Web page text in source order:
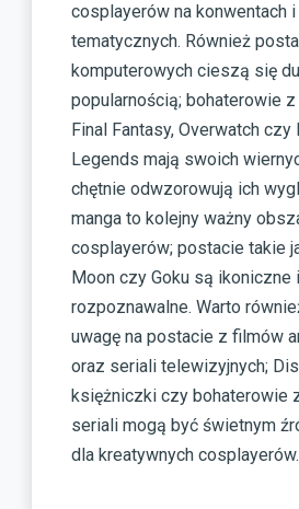
cosplayerów na konwentach
tematycznych. Również
komputerowych cieszą się
popularnością; bohaterowie
Final Fantasy, Overwatch czy
Legends mają swoich
chętnie odwzorowują ich
manga to kolejny ważny
cosplayerów; postacie takie
Moon czy Goku są ikoniczne
rozpoznawalne. Warto
uwagę na postacie z filmów
oraz seriali telewizyjnych;
księżniczki czy bohaterowie
seriali mogą być świetnym
dla kreatywnych cosplayerów.